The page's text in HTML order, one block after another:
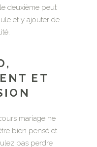
deuxième peut
et y ajouter de
ET
mariage ne
bien pensé et
pas perdre